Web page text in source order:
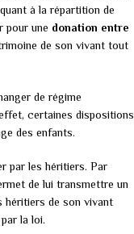
à la répartition de
pour une donation entre
de son vivant tout
de régime
certaines dispositions
des enfants.
par les héritiers. Par
de lui transmettre un
héritiers de son vivant
la loi.